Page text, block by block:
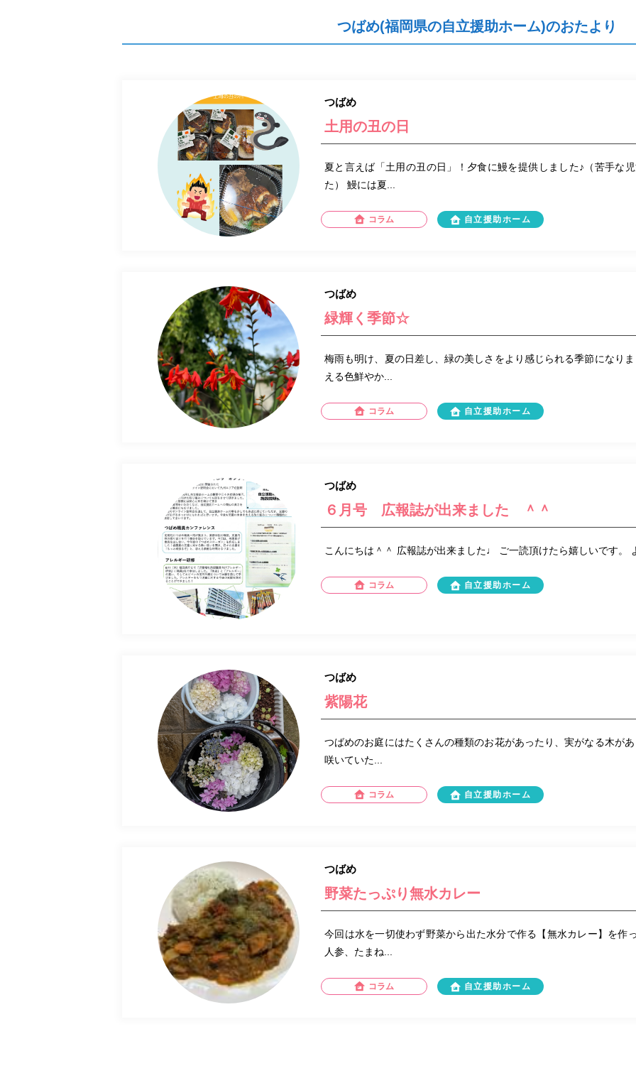
つばめ(福岡県の自立援助ホーム)のおたより
つばめ
土用の丑の日
夏と言えば「土用の丑の日」！夕食に鰻を提供しました♪（苦手な
た） 鰻には夏...
コラム 自立援助ホーム
つばめ
緑輝く季節☆
梅雨も明け、夏の日差し、緑の美しさをより感じられる季節になり
える色鮮やか...
コラム 自立援助ホーム
つばめ
６月号 広報誌が出来ました ＾＾
こんにちは＾＾ 広報誌が出来ました♩ ご一読頂けたら嬉しいです。
コラム 自立援助ホーム
つばめ
紫陽花
つばめのお庭にはたくさんの種類のお花があったり、実がなる木が
咲いていた...
コラム 自立援助ホーム
つばめ
野菜たっぷり無水カレー
今回は水を一切使わず野菜から出た水分で作る【無水カレー】を作
人参、たまね...
コラム 自立援助ホーム